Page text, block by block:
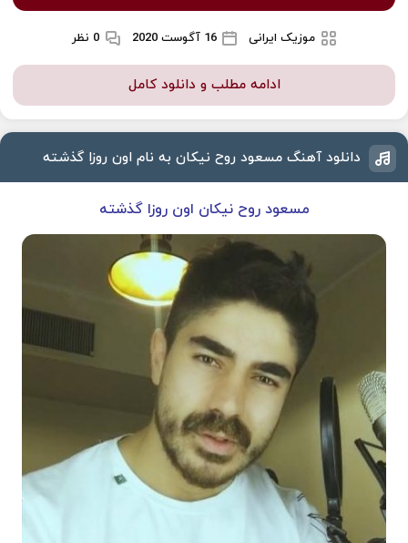
موزیک ایرانی 16 آگوست 2020 0 نظر
ادامه مطلب و دانلود کامل
دانلود آهنگ مسعود روح نیکان به نام اون روزا گذشته
مسعود روح نیکان اون روزا گذشته